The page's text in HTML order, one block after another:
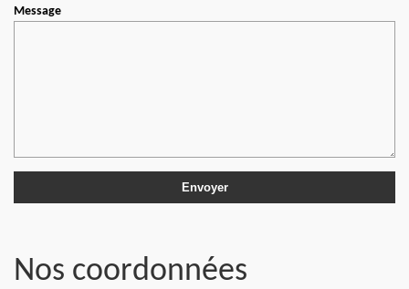
Message
Nos coordonnées